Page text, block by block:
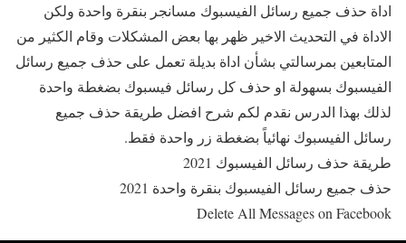
اداة حذف جميع رسائل الفيسبوك مسانجر بنقرة واحدة ولكن
الاداة في التحديث الاخير ظهر بها بعض المشكلات وقام الكثير من
المتابعين بمرسالتي بشأن اداة بديلة تعمل على حذف جميع رسائل
الفيسبوك بسهولة او حذف كل رسائل فيسبوك بضغطة واحدة
لذلك بهذا الدرس نقدم لكم شرح افضل طريقة حذف جميع
رسائل الفيسبوك نهائياً بضغطة زر واحدة فقط.
طريقة حذف رسائل الفيسبوك 2021
حذف جميع رسائل الفيسبوك بنقرة واحدة 2021
Delete All Messages on Facebook